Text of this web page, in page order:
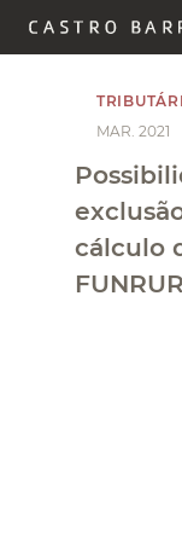
MAR. 2021
cálculo